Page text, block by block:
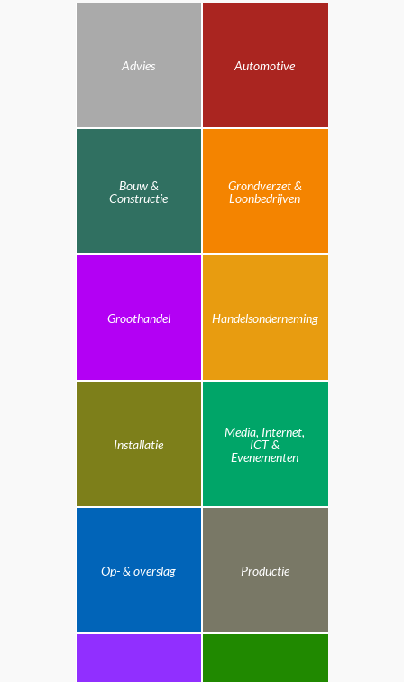
Advies Automotive
Bouw &
Constructie
Grondverzet &
Loonbedrijven
Groothandel Handelsonderneming
Installatie
Media, Internet,
ICT &
Evenementen
Op- & overslag Productie